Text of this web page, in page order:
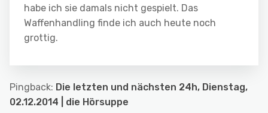
habe ich sie damals nicht gespielt. Das
Waffenhandling finde ich auch heute noch
grottig.
Pingback: Die letzten und nächsten 24h, Dienstag,
02.12.2014 | die Hörsuppe